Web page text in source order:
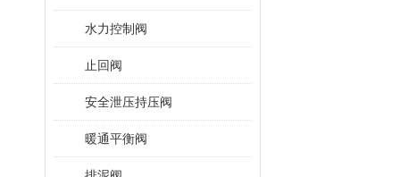
水力控制阀
止回阀
安全泄压持压阀
暖通平衡阀